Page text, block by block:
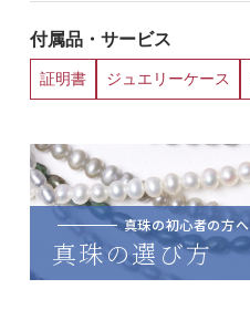
付属品・サービス
証明書 ジュエリーケース
真珠の初心者の方へ
真珠の選び方